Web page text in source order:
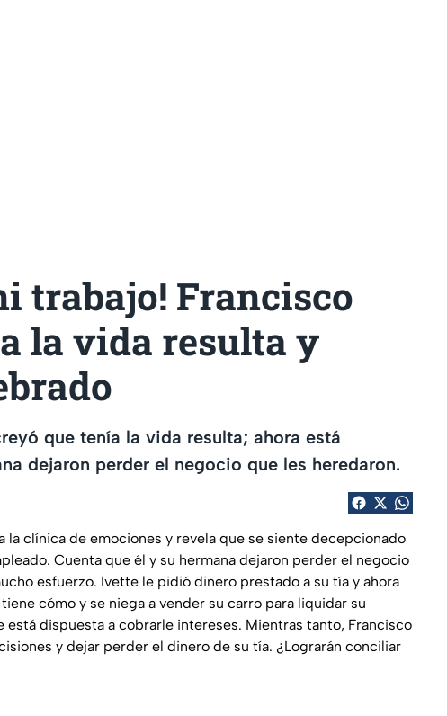
trabajo! Francisco
la vida resulta y
que tenía la vida resulta; ahora está
dejaron perder el negocio que les heredaron.
la clínica de emociones y revela que se siente decepcionado
Cuenta que él y su hermana dejaron perder el negocio
esfuerzo. Ivette le pidió dinero prestado a su tía y ahora
cómo y se niega a vender su carro para liquidar su
está dispuesta a cobrarle intereses. Mientras tanto, Francisco
y dejar perder el dinero de su tía. ¿Lograrán conciliar